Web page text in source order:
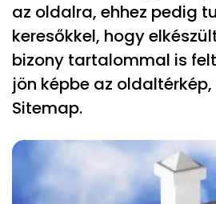
az oldalra, ehhez pedig
keresőkkel, hogy
bizony tartalommal is
jön képbe az
Sitemap.